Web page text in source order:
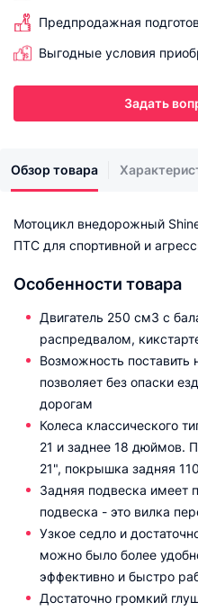
Предпродажная
Выгодные условия
Задать
Обзор товара
Мотоцикл внедорожный
ПТС для спортивной и
Особенности товара
Двигатель 250 см3 с
распредвалом,
Возможность поставить
позволяет без опаски
дорогам
Колеса классического
21 и заднее 18 дюймов.
21", покрышка задняя
Задняя подвеска имеет
подвеска - это вилка
Узкое седло и
можно было более
эффективно и быстро
Достаточно громкий